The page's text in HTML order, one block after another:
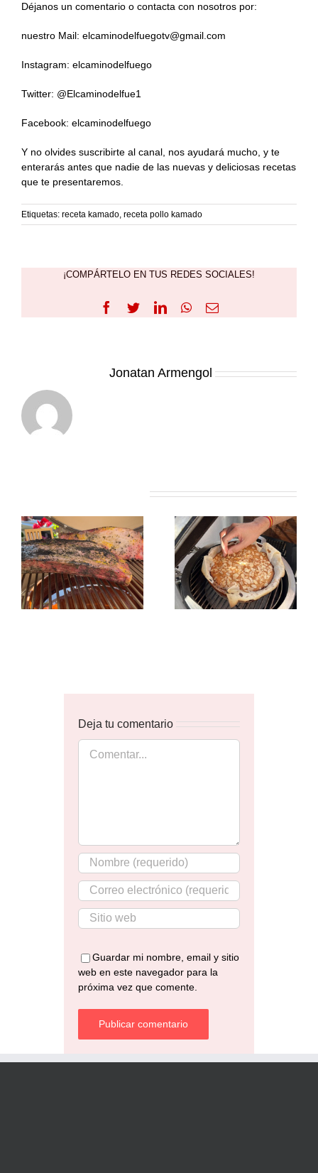
Déjanos un comentario o contacta con nosotros por:
nuestro Mail: elcaminodelfuegotv@gmail.com
Instagram: elcaminodelfuego
Twitter: @Elcaminodelfue1
Facebook: elcaminodelfuego
Y no olvides suscribirte al canal, nos ayudará mucho, y te
enterarás antes que nadie de las nuevas y deliciosas recetas
que te presentaremos.
Etiquetas: receta kamado, receta pollo kamado
¡COMPÁRTELO EN TUS REDES SOCIALES!
Facebook
TwitterLinkedInWhatsApp
Correo
Jonatan Armengol
Deja tu comentario
Comentar
Guardar mi nombre, email y sitio
web en este navegador para la
próxima vez que comente.